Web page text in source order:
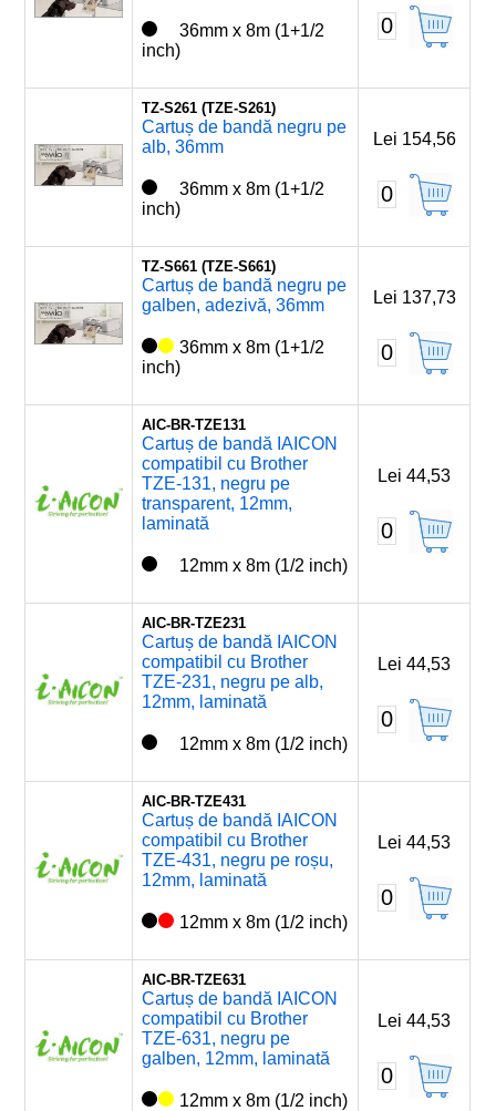
36mm x 8m (1+1/2
inch)
0
TZ-S261 (TZE-S261)
Cartuș de bandă negru pe
alb, 36mm
36mm x 8m (1+1/2
inch)
Lei 154,56
0
TZ-S661 (TZE-S661)
Cartuș de bandă negru pe
galben, adezivă, 36mm
36mm x 8m (1+1/2
inch)
Lei 137,73
0
AIC-BR-TZE131
Cartuș de bandă IAICON
compatibil cu Brother
TZE-131, negru pe
transparent, 12mm,
laminată
12mm x 8m (1/2 inch)
Lei 44,53
0
AIC-BR-TZE231
Cartuș de bandă IAICON
compatibil cu Brother
TZE-231, negru pe alb,
12mm, laminată
12mm x 8m (1/2 inch)
Lei 44,53
0
AIC-BR-TZE431
Cartuș de bandă IAICON
compatibil cu Brother
TZE-431, negru pe roșu,
12mm, laminată
12mm x 8m (1/2 inch)
Lei 44,53
0
AIC-BR-TZE631
Cartuș de bandă IAICON
compatibil cu Brother
TZE-631, negru pe
galben, 12mm, laminată
12mm x 8m (1/2 inch)
Lei 44,53
0